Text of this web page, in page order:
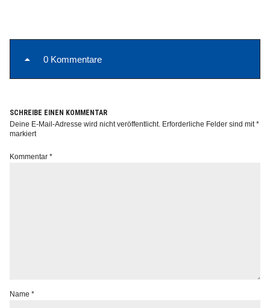
Info
0 Kommentare
SCHREIBE EINEN KOMMENTAR
Deine E-Mail-Adresse wird nicht veröffentlicht. Erforderliche Felder sind mit*
markiert
Kommentar*
Name*